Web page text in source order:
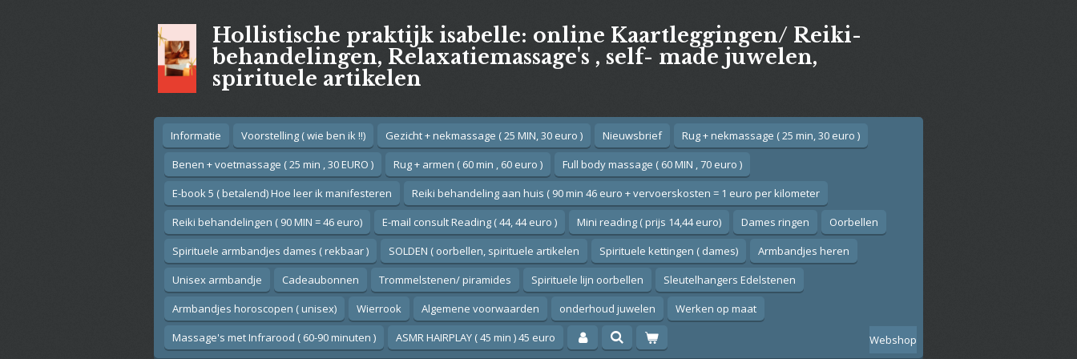
Hollistische praktijk isabelle: online Kaartleggingen/ Reiki-
behandelingen, Relaxatiemassage's , self- made juwelen,
spirituele artikelen
Informatie Voorstelling ( wie ben ik !!) Gezicht + nekmassage ( 25 MIN, 30 euro ) Nieuwsbrief
Rug + nekmassage ( 25 min, 30 euro )
Benen + voetmassage ( 25 min , 30 EURO )
Rug + armen ( 60 min , 60 euro )
Full body massage ( 60 MIN , 70 euro )
E-book 5 ( betalend) Hoe leer ik manifesteren
Reiki behandeling aan huis ( 90 min 46 euro + vervoerskosten = 1 euro per kilometer
Reiki behandelingen ( 90 MIN = 46 euro)
E-mail consult Reading ( 44, 44 euro ) Mini reading ( prijs 14,44 euro) Dames ringen
Oorbellen
Spirituele armbandjes dames ( rekbaar )
SOLDEN ( oorbellen, spirituele artikelen Spirituele kettingen ( dames)
Armbandjes heren
Unisex armbandje
Cadeaubonnen Trommelstenen/ piramides Spirituele lijn oorbellen
Sleutelhangers Edelstenen
Armbandjes horoscopen ( unisex)
Wierrook Algemene voorwaarden onderhoud juwelen
Werken op maat
Massage's met Infrarood ( 60-90 minuten )
ASMR HAIRPLAY ( 45 min ) 45 euro Webshop